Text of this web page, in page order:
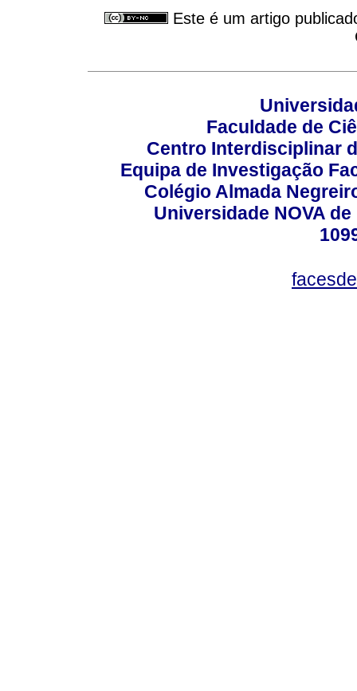
Este é um artigo
Faculdade de
Centro Interdisciplinar
Equipa de Investigação
Colégio Almada
Universidade NOVA